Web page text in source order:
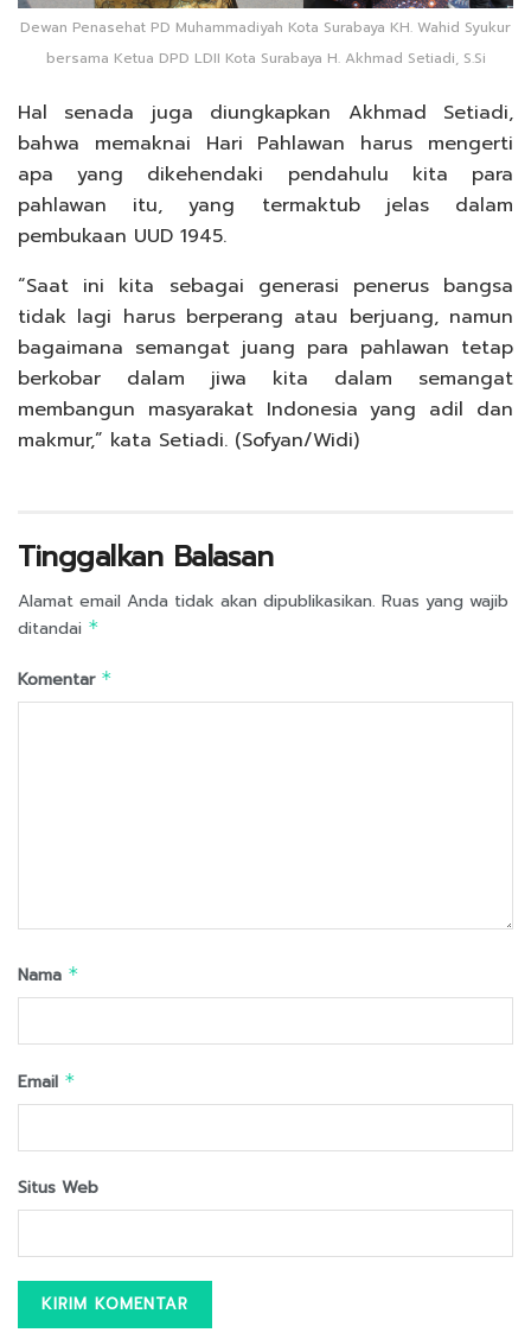
Dewan Penasehat PD Muhammadiyah Kota Surabaya KH. Wahid Syukur
bersama Ketua DPD LDII Kota Surabaya H. Akhmad Setiadi, S.Si
Hal senada juga diungkapkan Akhmad Setiadi,
bahwa memaknai Hari Pahlawan harus mengerti
apa yang dikehendaki pendahulu kita para
pahlawan itu, yang termaktub jelas dalam
pembukaan UUD 1945.
“Saat ini kita sebagai generasi penerus bangsa
tidak lagi harus berperang atau berjuang, namun
bagaimana semangat juang para pahlawan tetap
berkobar dalam jiwa kita dalam semangat
membangun masyarakat Indonesia yang adil dan
makmur,” kata Setiadi. (Sofyan/Widi)
Tinggalkan Balasan
Alamat email Anda tidak akan dipublikasikan. Ruas yang wajib
ditandai *
Komentar *
Nama *
Email *
Situs Web